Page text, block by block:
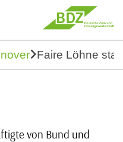
Faire Löhne
von Bund und